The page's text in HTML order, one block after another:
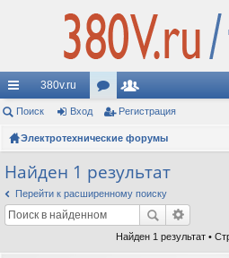
с
ы
лк
и
380v.ru
ор
ум
ол
ьз
ат
Поиск Вход Регистрация
Электротехнические форумы
Найден 1 результат
Перейти к расширенному поиску
Найден 1 результат •